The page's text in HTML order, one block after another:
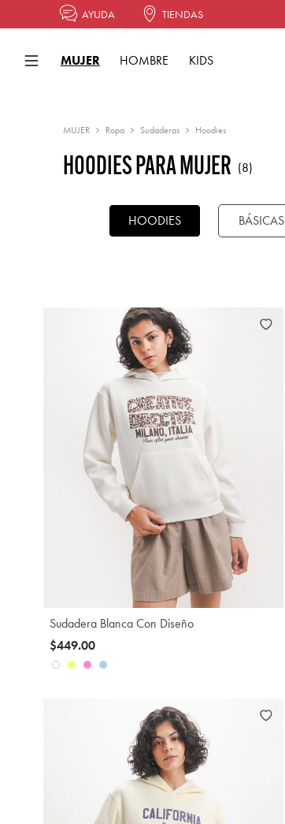
AYUDA TIENDAS
MUJER HOMBRE KIDS
MUJER Ropa Sudaderas Hoodies
HOODIES PARA MUJER (8)
HOODIES BÁSICAS
Agregar
Sudadera Blanca Con Diseño
$449.00